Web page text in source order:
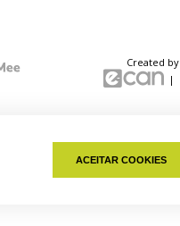
Created by
ACEITAR COOKIES